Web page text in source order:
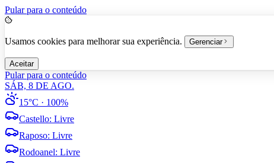
Pular para o conteúdo
Usamos cookies para melhorar sua experiência. Gerenciar
Aceitar
Pular para o conteúdo
SÁB, 8 DE AGO.
15°C · 100%
Castello: Livre
Raposo: Livre
Rodoanel: Livre